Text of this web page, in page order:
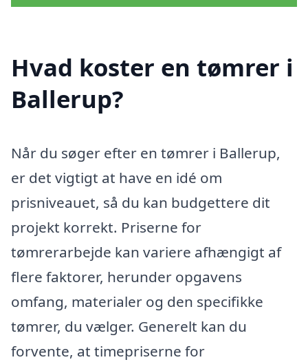
Hvad koster en tømrer i
Ballerup?
Når du søger efter en tømrer i Ballerup,
er det vigtigt at have en idé om
prisniveauet, så du kan budgettere dit
projekt korrekt. Priserne for
tømrerarbejde kan variere afhængigt af
flere faktorer, herunder opgavens
omfang, materialer og den specifikke
tømrer, du vælger. Generelt kan du
forvente, at timepriserne for